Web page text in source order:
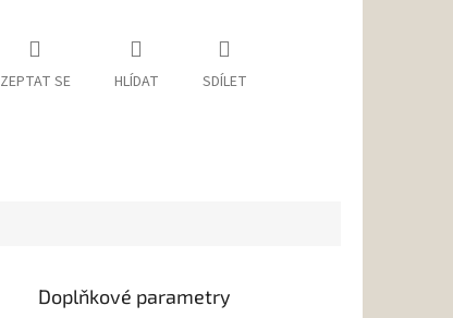
ZEPTAT SE HLÍDAT SDÍLET
Doplňkové parametry